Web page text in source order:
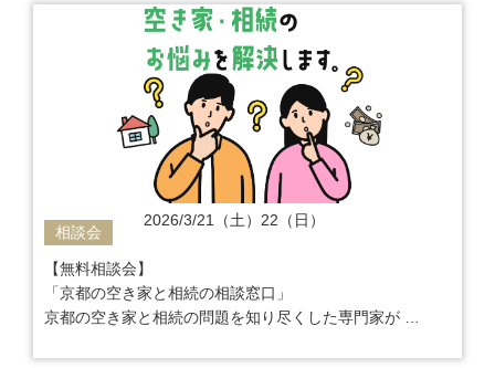
相談会
2026/3/21（土）22（日）
【無料相談会】
「京都の空き家と相続の相談窓口」
京都の空き家と相続の問題を知り尽くした専門家が